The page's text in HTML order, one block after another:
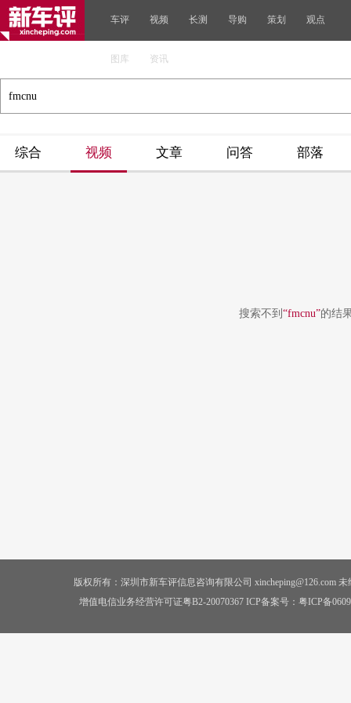
车评 视频 长测 导购 策划 观点
图库 资讯
综合 视频 文章 问答 部落
搜索不到 “fmcnu”的结
版权所有：深圳市新车评信息咨询有限公司 xincheping@126.com
增值电信业务经营许可证粤B2-20070367 ICP备案号： 粤ICP备